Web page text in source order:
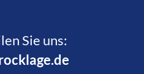
Sie uns: